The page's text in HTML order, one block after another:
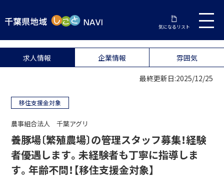
気になるリスト
求人情報 企業情報 雰囲気
最終更新日:2025/12/25
移住支援金対象
農事組合法人 千葉アグリ
養豚場〔繁殖農場〕の管理スタッフ募集！経験
者優遇します。未経験者も丁寧に指導しま
す。年齢不問！【移住支援金対象】